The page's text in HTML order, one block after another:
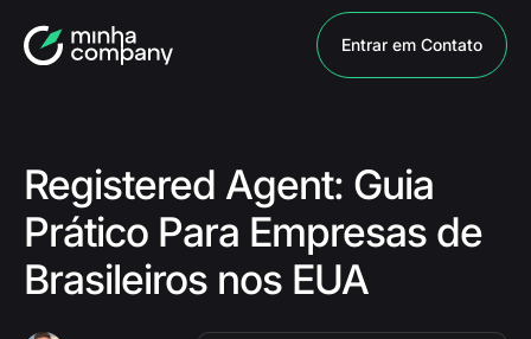
Entrar em Contato
Registered Agent: Guia
Prático Para Empresas de
Brasileiros nos EUA